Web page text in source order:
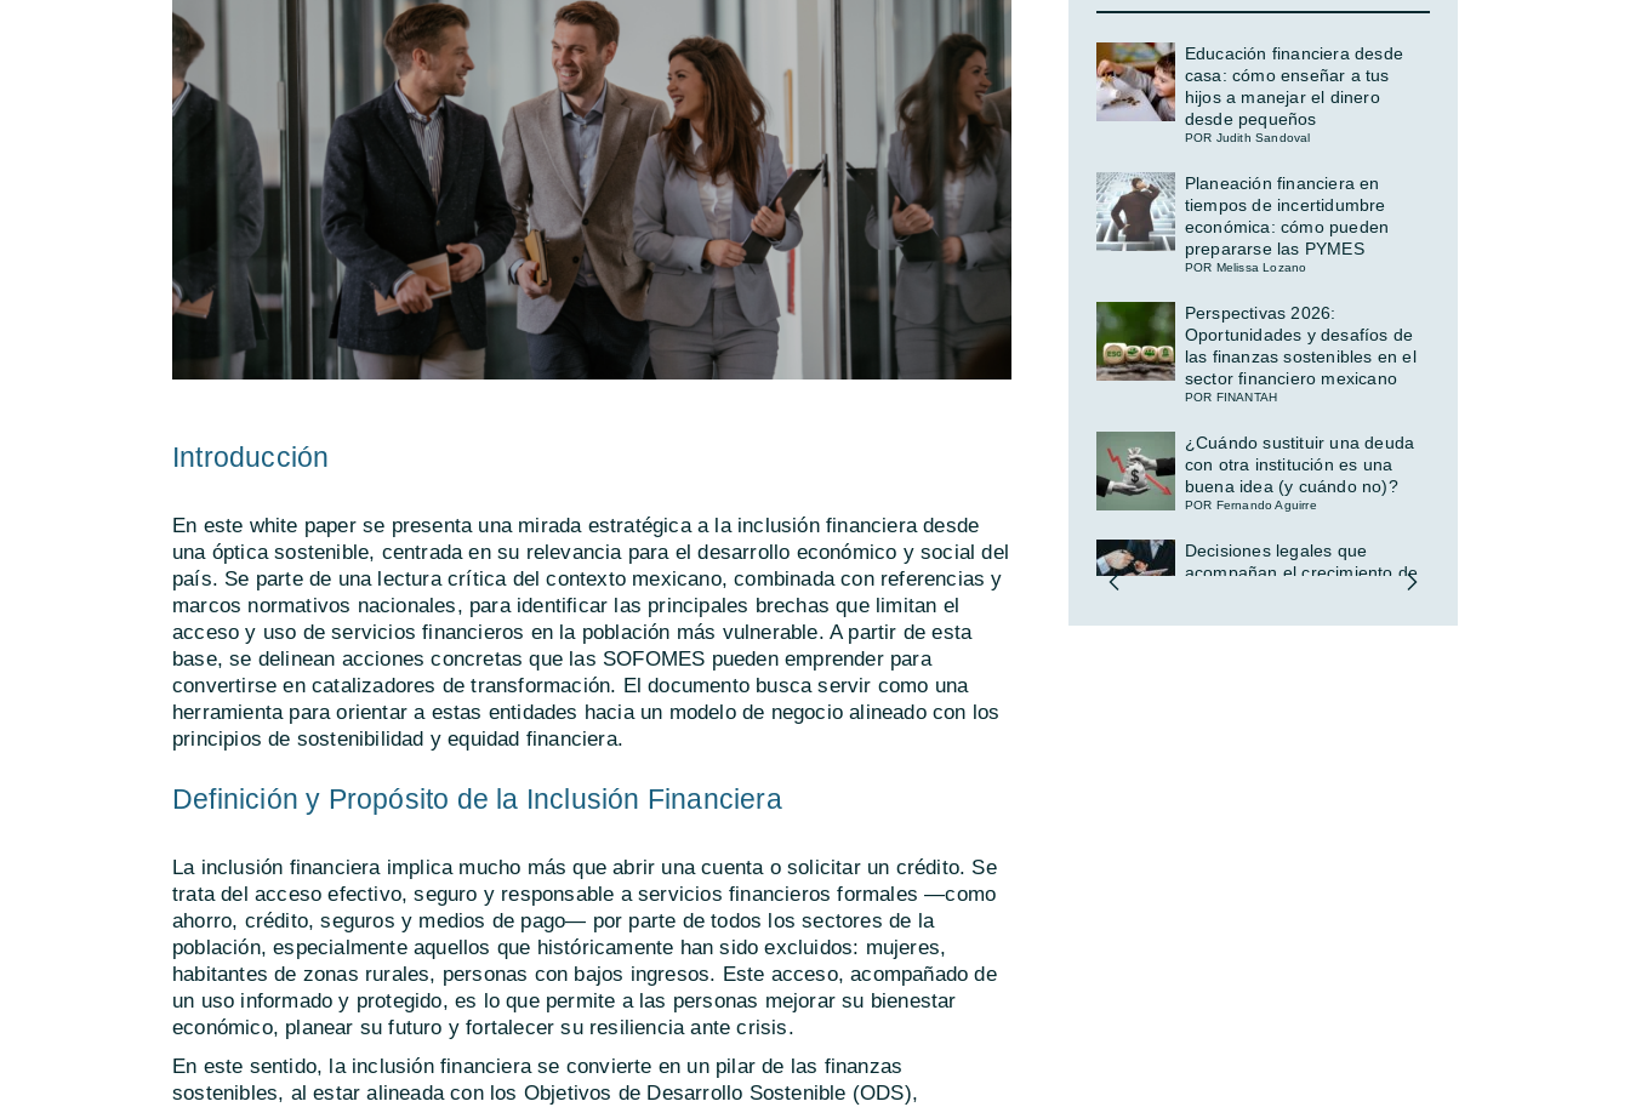
Introducción
En este white paper se presenta una mirada estratégica a la inclusión financiera desde
una óptica sostenible, centrada en su relevancia para el desarrollo económico y social del
país. Se parte de una lectura crítica del contexto mexicano, combinada con referencias y
marcos normativos nacionales, para identificar las principales brechas que limitan el
acceso y uso de servicios financieros en la población más vulnerable. A partir de esta
base, se delinean acciones concretas que las SOFOMES pueden emprender para
convertirse en catalizadores de transformación. El documento busca servir como una
herramienta para orientar a estas entidades hacia un modelo de negocio alineado con los
principios de sostenibilidad y equidad financiera.
Definición y Propósito de la Inclusión Financiera
La inclusión financiera implica mucho más que abrir una cuenta o solicitar un crédito. Se
trata del acceso efectivo, seguro y responsable a servicios financieros formales —como
ahorro, crédito, seguros y medios de pago— por parte de todos los sectores de la
población, especialmente aquellos que históricamente han sido excluidos: mujeres,
habitantes de zonas rurales, personas con bajos ingresos. Este acceso, acompañado de
un uso informado y protegido, es lo que permite a las personas mejorar su bienestar
económico, planear su futuro y fortalecer su resiliencia ante crisis.
En este sentido, la inclusión financiera se convierte en un pilar de las finanzas
sostenibles, al estar alineada con los Objetivos de Desarrollo Sostenible (ODS),
Educación financiera desde
casa: cómo enseñar a tus
hijos a manejar el dinero
desde pequeños
POR Judith Sandoval
Planeación financiera en
tiempos de incertidumbre
económica: cómo pueden
prepararse las PYMES
POR Melissa Lozano
Perspectivas 2026:
Oportunidades y desafíos de
las finanzas sostenibles en el
sector financiero mexicano
POR FINANTAH
¿Cuándo sustituir una deuda
con otra institución es una
buena idea (y cuándo no)?
POR Fernando Aguirre
Decisiones legales que
acompañan el crecimiento de